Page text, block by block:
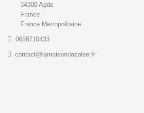
34300 Agde
France
France Metropolitaine
0658710433
contact@lamaisondazalee.fr